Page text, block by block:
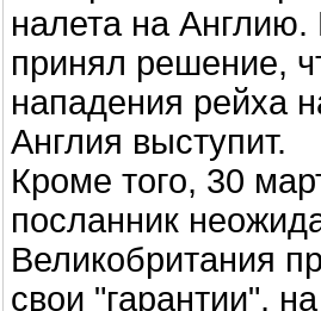
налета на Англию.
принял решение,
нападения рейха
Англия выступит.
Кроме того, 30
посланник
Великобритания
свои "гарантии",